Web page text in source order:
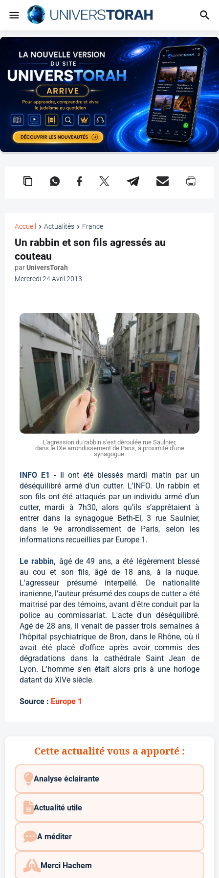
Accueil Actualités France
Un rabbin et son fils agressés au
couteau
parUniversTorah
Mercredi 24 Avril 2013
L'agression du rabbin s'est déroulée rue Saulnier,
dans le IXe arrondissement de Paris, à proximité d'une
synagogue.
INFO E1- Il ont été blessés mardi matin par un
déséquilibré armé d'un cutter. L'INFO. Un rabbin et
son fils ont été attaqués par un individu armé d’un
cutter, mardi à 7h30, alors qu’ils s’apprêtaient à
entrer dans la synagogue Beth-El, 3 rue Saulnier,
dans le 9e arrondissement de Paris, selon les
informations recueillies par Europe 1.
Le rabbin, âgé de 49 ans, a été légèrement blessé
au cou et son fils, âgé de 18 ans, à la nuque.
L'agresseur présumé interpellé. De nationalité
iranienne, l'auteur présumé des coups de cutter a été
maitrisé par des témoins, avant d'être conduit par la
police au commissariat. L'acte d'un déséquilibré.
Agé de 28 ans, il venait de passer trois semaines à
l’hôpital psychiatrique de Bron, dans le Rhône, où il
avait été placé d’office après avoir commis des
dégradations dans la cathédrale Saint Jean de
Lyon. L'homme s'en était alors pris à une horloge
datant du XIVe siècle.
Source : Europe 1
Cette actualité vous a apporté :
Analyse éclairante
Actualité utile
A méditer
Merci Hachem